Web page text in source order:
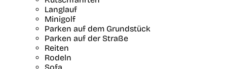
Langlauf
Minigolf
Parken auf dem Grundstück
Parken auf der Straße
Reiten
Rodeln